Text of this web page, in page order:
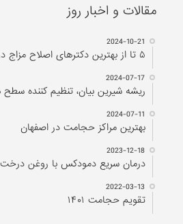
مقالات و اخبار روز
2024-10-21
۵ تا از بهترین دکتر‌های اصلاح مزاج در مشهد را بشناسید!
2024-07-17
ریشه شیرین بیان، تنظیم کننده
2024-07-11
بهترین مراکز حجامت در اصفهان
2023-12-18
درمان سریع دمودکس با روغن
2022-03-13
تقویم حجامت ۱۴۰۱